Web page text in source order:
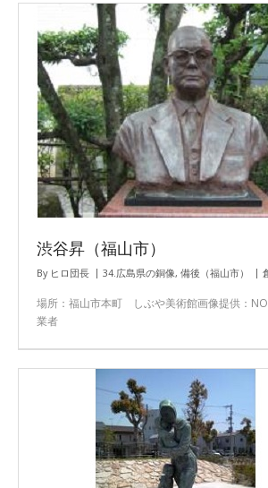
渋谷昇（福山市）
By ヒロ団長 34.広島県の銅像, 備後（福山市）
場所：福山市本町 しぶや美術館画像提供：
業者